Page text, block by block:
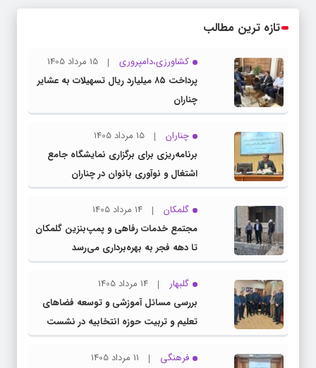
تازه ترین مطالب
کشاورزی،دامپروری
15 مرداد 1405
پرداخت ۸۵ میلیارد ریال تسهیلات به عشایر
چناران
چناران
15 مرداد 1405
برنامه‌ریزی برای برگزاری نمایشگاه جامع
اشتغال و نوآوری بانوان در چناران
گلمکان
14 مرداد 1405
مجتمع خدمات رفاهی و پمپ‌بنزین گلمکان
تا دهه فجر به بهره‌برداری می‌رسد
گلبهار
14 مرداد 1405
بررسی مسائل آموزشی و توسعه فضاهای
تعلیم و تربیت حوزه انتخابیه در نشست
مشترک عضو کمیسیون آموزش مجلس با
مدیرکل آموزش و پرورش خراسان رضوی
فرهنگی
11 مرداد 1405